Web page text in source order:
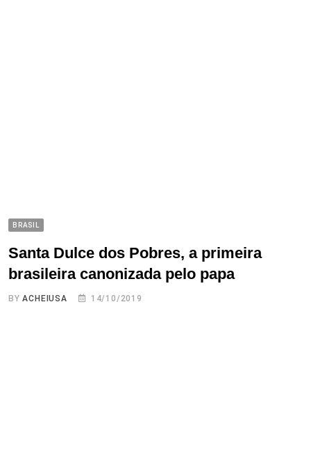
BRASIL
Santa Dulce dos Pobres, a primeira
brasileira canonizada pelo papa
BYACHEIUSA 14/10/2019